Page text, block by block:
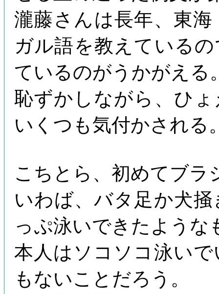
瀧藤さんは長年、東
ガル語を教えている
ているのがうかがえる
恥ずかしながら、ひ
いくつも気付かされる
こちとら、初めてブラ
いわば、バタ足か犬
っぷ泳いできたような
本人はソコソコ泳い
もないことだろう。